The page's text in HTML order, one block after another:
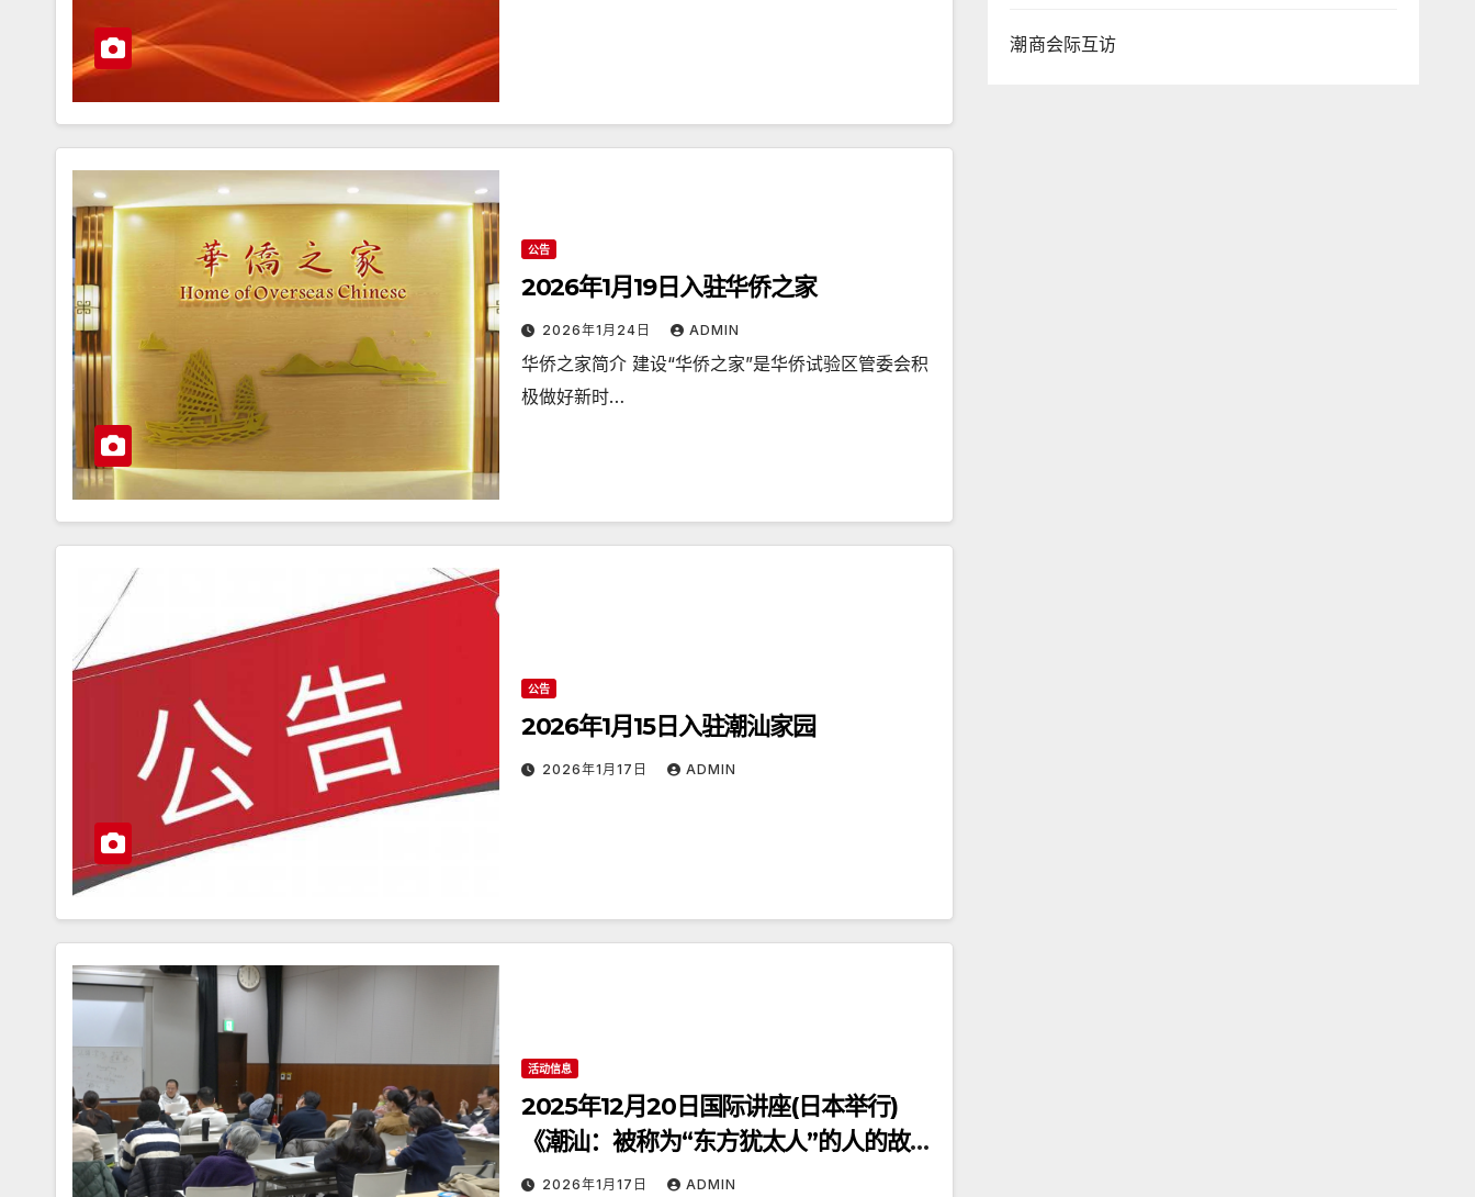
公告
2026年1月19日入驻华侨之家
2026年1月24日 ADMIN
华侨之家简介 建设“华侨之家”是华侨试验区管委会积
极做好新时…
公告
2026年1月15日入驻潮汕家园
2026年1月17日 ADMIN
活动信息
2025年12月20日国际讲座(日本举行)
《潮汕：被称为“东方犹太人”的人的故
乡》2026年1月17日 ADMIN
潮商会际互访